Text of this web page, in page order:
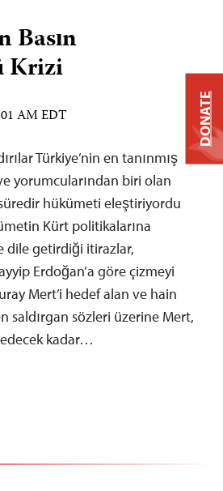
Basın
Krizi
AM EDT
Türkiye’nin en tanınmış
yorumcularından biri olan
hükümeti eleştiriyordu
Kürt politikalarına
dile getirdiği itirazlar,
Erdoğan’a göre çizmeyi
Mert’i hedef alan ve hain
saldırgan sözleri üzerine Mert,
kadar…
DONATE